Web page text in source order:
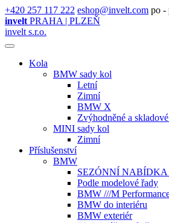
+420 257 117 222 eshop@invelt.com po -
invelt PRAHA | PLZEŇ
invelt s.r.o.
Kola
BMW sady kol
Letní
Zimní
BMW X
Zvýhodněné a
MINI sady kol
Zimní
Příslušenství
BMW
SEZÓNNÍ
Podle modelové řady
BMW ///M
BMW do interiéru
BMW exteriér